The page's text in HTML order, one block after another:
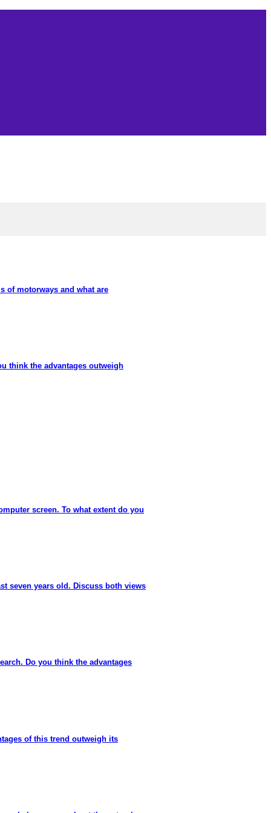
of motorways and what are
think the advantages outweigh
screen. To what extent do you
seven years old. Discuss both views
Do you think the advantages
of this trend outweigh its